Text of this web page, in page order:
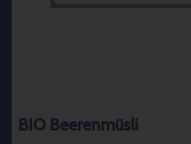
BIO Beerenmüsli